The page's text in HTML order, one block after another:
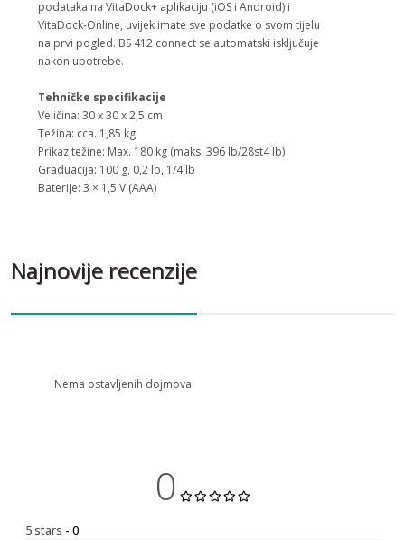
podataka na VitaDock+ aplikaciju (iOS i Android) i
VitaDock-Online, uvijek imate sve podatke o svom tijelu
na prvi pogled. BS 412 connect se automatski isključuje
nakon upotrebe.
Tehničke specifikacije
Veličina: 30 x 30 x 2,5 cm
Težina: cca. 1,85 kg
Prikaz težine: Max. 180 kg (maks. 396 lb/28st4 lb)
Graduacija: 100 g, 0,2 lb, 1/4 lb
Baterije: 3 × 1,5 V (AAA)
Najnovije recenzije
Nema ostavljenih dojmova
0
5 stars - 0